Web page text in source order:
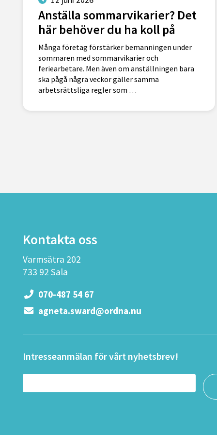
Anställa sommarvikarier? Det
här behöver du ha koll på
Många företag förstärker bemanningen under
sommaren med sommarvikarier och
feriearbetare. Men även om anställningen bara
ska pågå några veckor gäller samma
arbetsrättsliga regler som …
Kontakta oss
Varmsätra 202
733 92 Sala
070-487 54 67
agneta.sward@ordna.nu
Intresseanmälan för vårt nyhetsbrev!